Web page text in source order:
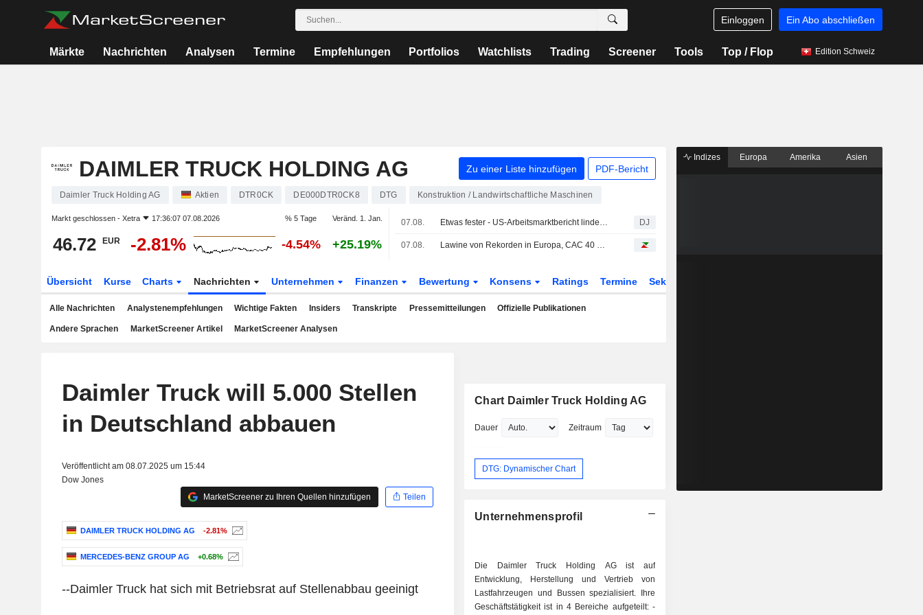
Einloggen Ein Abo abschließen
Märkte Nachrichten Analysen Termine Empfehlungen Portfolios Watchlists Trading Screener Tools Top / Flop Edition Schweiz
DAIMLER TRUCK HOLDING AG Zu einer Liste hinzufügen PDF-Bericht
Daimler Truck Holding AG Aktien DTR0CK DE000DTR0CK8 DTG Konstruktion / Landwirtschaftliche Maschinen
Markt geschlossen - Xetra 17:36:07 07.08.2026 % 5 Tage Veränd. 1. Jan.
46.72 EUR -2.81% -4.54% +25.19%
07.08. Etwas fester - US-Arbeitsmarktbericht lindert Zinssorgen DJ
07.08. Lawine von Rekorden in Europa, CAC 40 auf Höchststand
Übersicht Kurse Charts Nachrichten Unternehmen Finanzen Bewertung Konsens Ratings Termine Sektor
Alle Nachrichten Analystenempfehlungen Wichtige Fakten Insiders Transkripte Pressemitteilungen Offizielle Publikationen
Andere Sprachen MarketScreener Artikel MarketScreener Analysen
Daimler Truck will 5.000 Stellen
in Deutschland abbauen
Veröffentlicht am 08.07.2025 um 15:44
Dow Jones
MarketScreener zu Ihren Quellen hinzufügen
Teilen
DAIMLER TRUCK HOLDING AG -2.81%
MERCEDES-BENZ GROUP AG +0.68%
--Daimler Truck hat sich mit Betriebsrat auf Stellenabbau geeinigt
Chart Daimler Truck Holding AG
Dauer Zeitraum
DTG: Dynamischer Chart
Unternehmensprofil
Die Daimler Truck Holding AG ist auf
Entwicklung, Herstellung und Vertrieb von
Lastfahrzeugen und Bussen spezialisiert. Ihre
Geschäftstätigkeit ist in 4 Bereiche aufgeteilt: -
Indizes Europa Amerika Asien